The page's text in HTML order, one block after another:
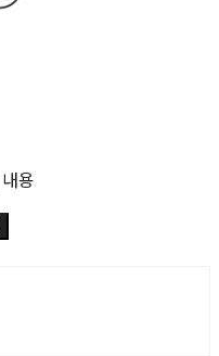
내용